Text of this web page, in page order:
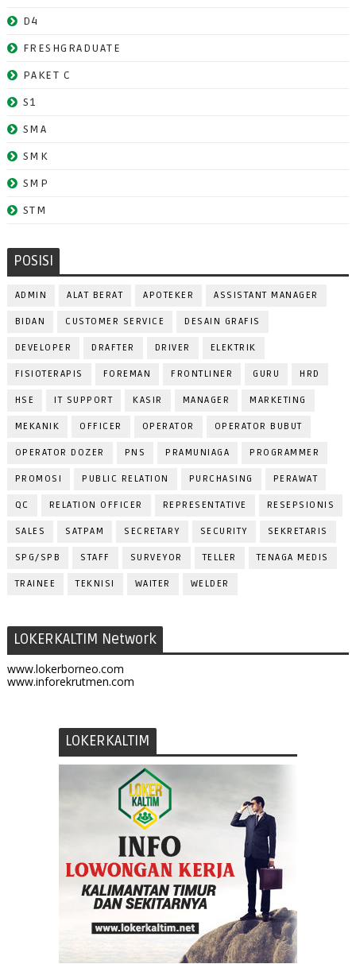
D4
FRESHGRADUATE
PAKET C
S1
SMA
SMK
SMP
STM
POSISI
ADMIN ALAT BERAT APOTEKER ASSISTANT MANAGER
BIDAN CUSTOMER SERVICE DESAIN GRAFIS
DEVELOPER DRAFTER DRIVER ELEKTRIK
FISIOTERAPIS FOREMAN FRONTLINER GURU HRD
HSE IT SUPPORT KASIR MANAGER MARKETING
MEKANIK OFFICER OPERATOR OPERATOR BUBUT
OPERATOR DOZER PNS PRAMUNIAGA PROGRAMMER
PROMOSI PUBLIC RELATION PURCHASING PERAWAT
QC RELATION OFFICER REPRESENTATIVE RESEPSIONIS
SALES SATPAM SECRETARY SECURITY SEKRETARIS
SPG/SPB STAFF SURVEYOR TELLER TENAGA MEDIS
TRAINEE TEKNISI WAITER WELDER
LOKERKALTIM Network
www.lokerborneo.com
www.inforekrutmen.com
LOKERKALTIM